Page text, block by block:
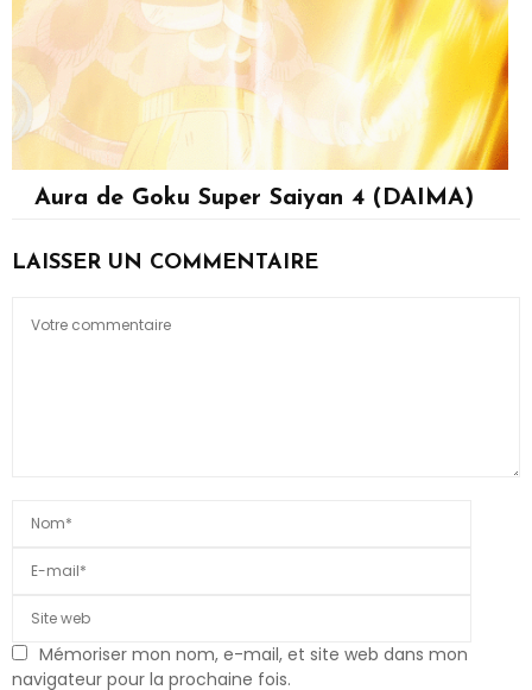
Aura de Goku Super Saiyan 4 (DAIMA)
LAISSER UN COMMENTAIRE
Mémoriser mon nom, e-mail, et site web dans mon
navigateur pour la prochaine fois.